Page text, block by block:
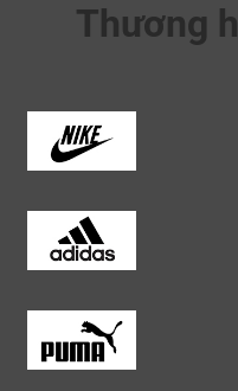
Thương